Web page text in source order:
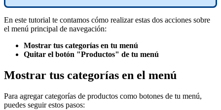
En este tutorial te contamos cómo realizar estas dos acciones sobre
el menú principal de navegación:
Mostrar tus categorías en tu menú
Quitar el botón "Productos" de tu menú
Mostrar tus categorías en el menú
Para agregar categorías de productos como botones de tu menú,
puedes seguir estos pasos: